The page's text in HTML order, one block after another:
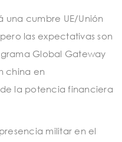
una cumbre UE/Unión
las expectativas son
Global Gateway
china en
la potencia financiera
militar en el